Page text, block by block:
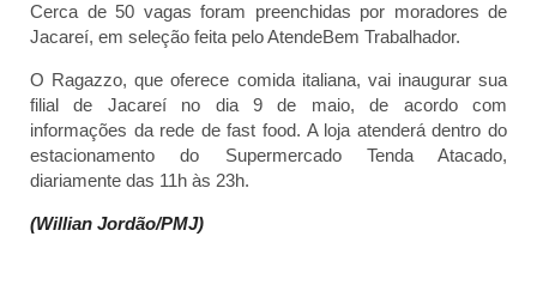
Cerca de 50 vagas foram preenchidas por moradores de
Jacareí, em seleção feita pelo AtendeBem Trabalhador.
O Ragazzo, que oferece comida italiana, vai inaugurar sua
filial de Jacareí no dia 9 de maio, de acordo com
informações da rede de fast food. A loja atenderá dentro do
estacionamento do Supermercado Tenda Atacado,
diariamente das 11h às 23h.
(Willian Jordão/PMJ)